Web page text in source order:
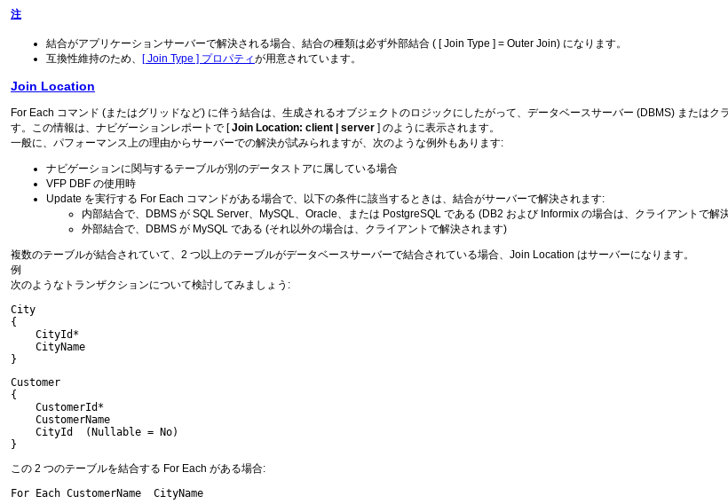
注
結合がアプリケーションサーバーで解決される場合、結合の種類は必ず外部結合 ( [ Join Type ] = Outer Join) になります。
互換性維持のため、 [ Join Type ] プロパティが用意されています。
Join Location
For Each コマンド (またはグリッドなど) に伴う結合は、生成されるオブジェクトのロジックにしたがって、データベースサーバー (DBMS) または
す。この情報は、ナビゲーションレポートで [Join Location: client | server ] のように表示されます。
一般に、パフォーマンス上の理由からサーバーでの解決が試みられますが、次のような例外もあります:
ナビゲーションに関与するテーブルが別のデータストアに属している場合
VFP DBF の使用時
Update を実行する For Each コマンドがある場合で、以下の条件に該当するときは、結合がサーバーで解決されます:
内部結合で、DBMS が SQL Server、MySQL、Oracle、または PostgreSQL である (DB2 および Informix の場合は、クライアントで解
外部結合で、DBMS が MySQL である (それ以外の場合は、クライアントで解決されます)
複数のテーブルが結合されていて、2 つ以上のテーブルがデータベースサーバーで結合されている場合、Join Location はサーバーになります。
例
次のようなトランザクションについて検討してみましょう:
City
{
    CityId*
    CityName
}
Customer
{
    CustomerId*
    CustomerName
    CityId  (Nullable = No)
}
この 2 つのテーブルを結合する For Each がある場合:
For Each CustomerName  CityName